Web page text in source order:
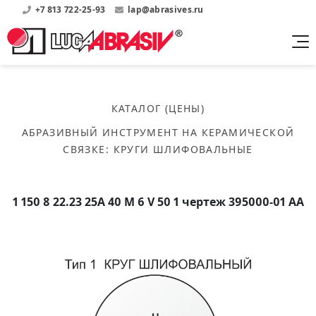
+7 813 722-25-93 lap@abrasives.ru
бакелитовой связке
Скачать каталог
Круги шлифовальные
Сегменты шлифовальные
керамической связке
Скачать каталог
Круги шлифовальные
Скачать прайсы на нашу продукцию
Нормативные документы, ГОСТы, Инструкции по
эсплуатации
Публикации
О нас
Информация о заводе
История завода
Партнеры
Список партнеров завода
Мероприятия
Контакты
КАТАЛОГ (ЦЕНЫ)
АБРАЗИВНЫЙ ИНСТРУМЕНТ НА КЕРАМИЧЕСКОЙ
СВЯЗКЕ : КРУГИ ШЛИФОВАЛЬНЫЕ
1 150 8 22.23 25А 40 M 6 V 50 1 чертеж 395000-01 АА